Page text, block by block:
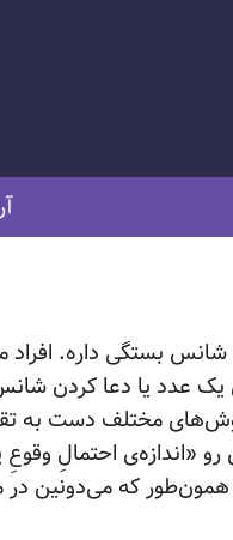
شانس بستگی داره.
یک عدد یا دعا کردن
مختلف دست به
«اندازه‌ی احتمالِ